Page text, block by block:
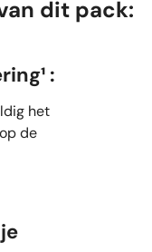
dit pack:
:
het
de